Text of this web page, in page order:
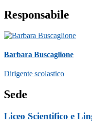
Responsabile
Barbara Buscaglione
Dirigente scolastico
Sede
Liceo Scientifico e